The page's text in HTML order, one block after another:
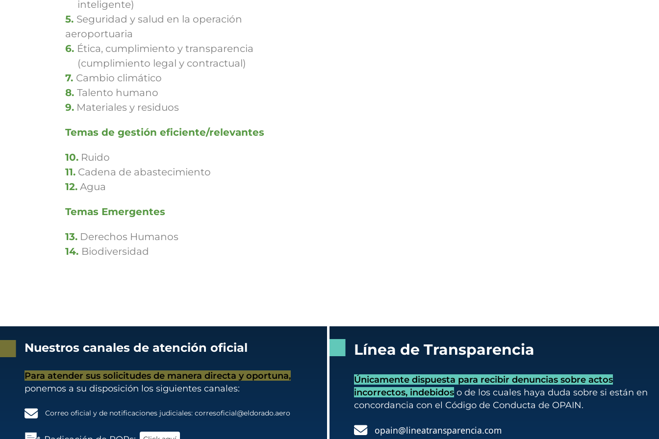
inteligente)
5. Seguridad y salud en la operación
aeroportuaria
6. Ética, cumplimiento y transparencia
(cumplimiento legal y contractual)
7. Cambio climático
8. Talento humano
9. Materiales y residuos
Temas de gestión eficiente/relevantes
10. Ruido
11. Cadena de abastecimiento
12. Agua
Temas Emergentes
13. Derechos Humanos
14. Biodiversidad
Nuestros canales de atención oficial
Para atender sus solicitudes de manera directa y oportuna,
ponemos a su disposición los siguientes canales:
Correo oficial y de notificaciones judiciales: corresoficial@eldorado.aero
Línea de Transparencia
Únicamente dispuesta para recibir denuncias sobre actos
incorrectos, indebidos o de los cuales haya duda sobre si están en
concordancia con el Código de Conducta de OPAIN.
opain@lineatransparencia.com